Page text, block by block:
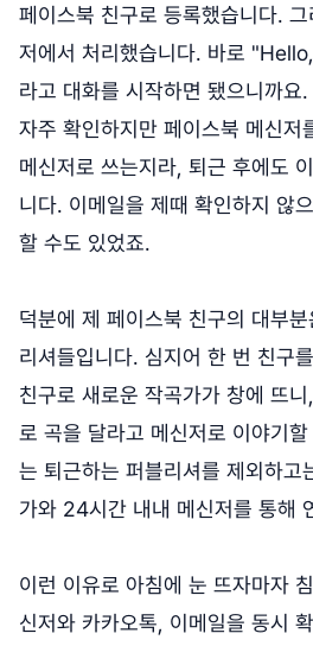
페이스북 친구로 등록했습니다.
저에서 처리했습니다. 바로
라고 대화를 시작하면 됐으니까요
자주 확인하지만 페이스북 메신저
메신저로 쓰는지라, 퇴근 후에도
니다. 이메일을 제때 확인하지 않
할 수도 있었죠.
덕분에 제 페이스북 친구의 대부
리셔들입니다. 심지어 한 번 친구
친구로 새로운 작곡가가 창에 뜨
로 곡을 달라고 메신저로 이야기
는 퇴근하는 퍼블리셔를 제외하고
가와 24시간 내내 메신저를 통해
이런 이유로 아침에 눈 뜨자마자
신저와 카카오톡, 이메일을 동시